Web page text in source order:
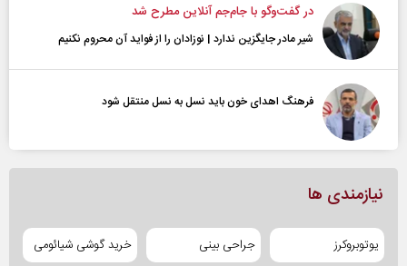
در گفت‌و‌گو با جام‌جم آنلاین مطرح شد
شیر مادر جایگزین ندارد | نوزادان را از فواید آن محروم نکنیم
فرهنگ اهدای خون باید نسل به نسل منتقل شود
نیازمندی ها
یوتوبروکرز جراحی بینی خرید گوشی شیائومی